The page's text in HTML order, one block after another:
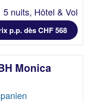
5 nuits, Hôtel & Vol
p.p. dès CHF 568
Monica